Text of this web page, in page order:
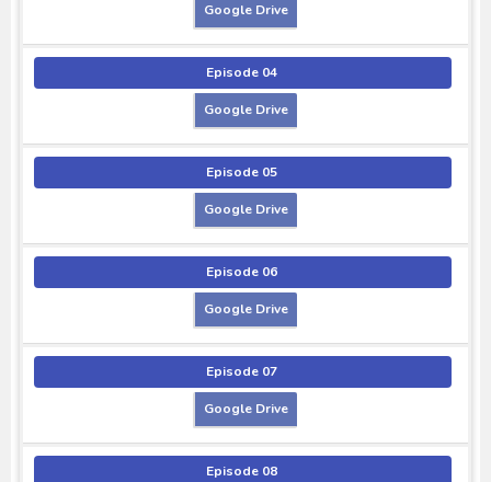
Google Drive
Episode 04
Google Drive
Episode 05
Google Drive
Episode 06
Google Drive
Episode 07
Google Drive
Episode 08